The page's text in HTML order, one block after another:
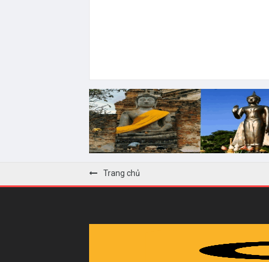
Trang chủ